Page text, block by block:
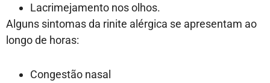
Lacrimejamento nos olhos.
Alguns sintomas da rinite alérgica se apresentam ao
longo de horas:
Congestão nasal